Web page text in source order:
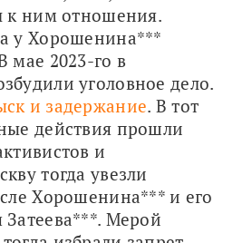
к ним отношения.
у Хорошенина***
мае 2023-го в
уголовное дело.
и задержание. В тот
действия прошли
и
тогда увезли
Хорошенина*** и его
Затеева***. Мерой